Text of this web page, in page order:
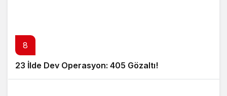
8
23 İlde Dev Operasyon: 405 Gözaltı!